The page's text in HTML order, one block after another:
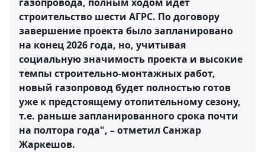
газопровода, полным ходом идет
строительство шести АГРС. По договору
завершение проекта было запланировано
на конец 2026 года, но, учитывая
социальную значимость проекта и высокие
темпы строительно-монтажных работ,
новый газопровод будет полностью готов
уже к предстоящему отопительному сезону,
т.е. раньше запланированного срока почти
на полтора года", – отметил Санжар
Жаркешов.